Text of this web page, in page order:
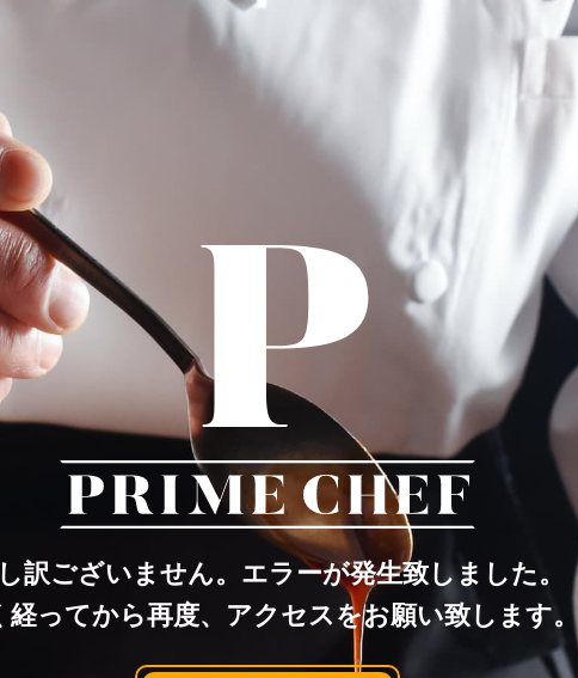
訳ございません。 エラーが発生致しました。
経ってから再度、アクセスをお願い致します。